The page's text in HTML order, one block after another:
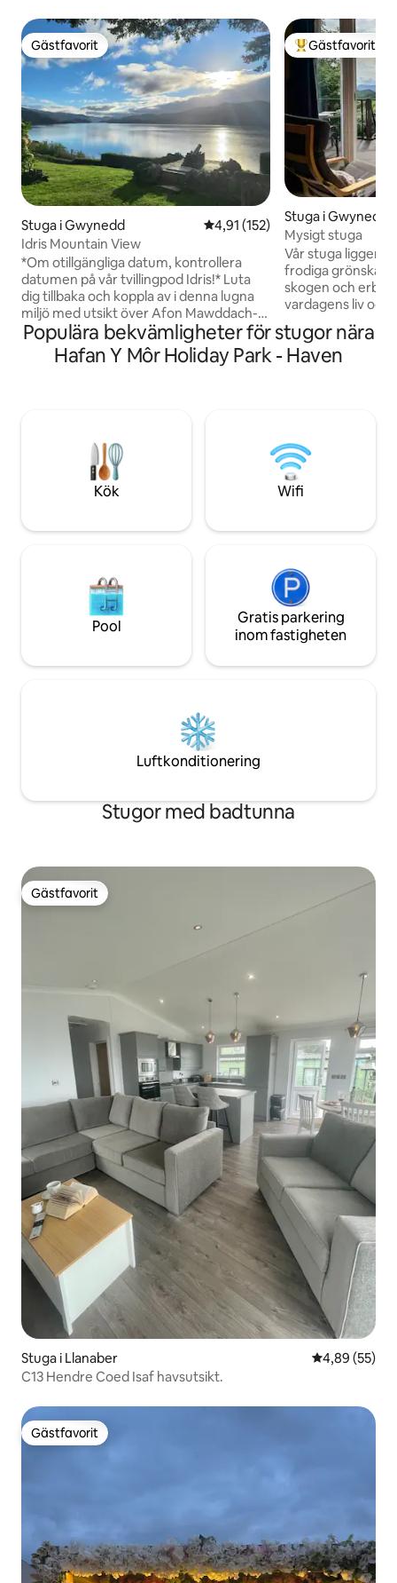
Gästfavorit
Gästfavorit
Stuga i Gwynedd 4,91 av 5 i genomsnittligt
4,91 (152)
Idris Mountain View
*Om otillgängliga datum, kontrollera
datumen på vår tvillingpod Idris!* Luta
dig tillbaka och koppla av i denna lugna
miljö med utsikt över Afon Mawddach-
mynningen och Cader Idris. 1 mile från
kuststaden Barmouth, där du kan
besöka lokala butiker, caféer, barer,
sedan av i värmen från din vedeldade
bubbelpool! *Läs om bubbelpoolen före
Populär
Gästfavorit
Stuga i Gwynedd
Mysigt stuga
Vår stuga ligger
frodiga grönskan
skogen och
vardagens liv och
till de lugnande
har chansen att
skönheten som omger
spektakulära
säkert att hitta
själ.
Populära bekvämligheter för stugor nära
Hafan Y Môr Holiday Park - Haven
Kök Wifi
Pool
Gratis parkering
inom fastigheten
Luftkonditionering
Stugor med badtunna
Gästfavorit
Gästfavorit
Stuga i Llanaber 4,89 av 5 i
4,89 (55)
C13 Hendre Coed Isaf havsutsikt.
Gästfavorit
Gästfavorit